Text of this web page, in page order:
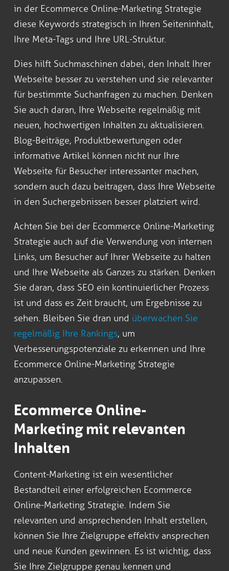
in der Ecommerce Online-Marketing Strategie
diese Keywords strategisch in Ihren Seiteninhalt,
Ihre Meta-Tags und Ihre URL-Struktur.
Dies hilft Suchmaschinen dabei, den Inhalt Ihrer
Webseite besser zu verstehen und sie relevanter
für bestimmte Suchanfragen zu machen. Denken
Sie auch daran, Ihre Webseite regelmäßig mit
neuen, hochwertigen Inhalten zu aktualisieren.
Blog-Beiträge, Produktbewertungen oder
informative Artikel können nicht nur Ihre
Webseite für Besucher interessanter machen,
sondern auch dazu beitragen, dass Ihre Webseite
in den Suchergebnissen besser platziert wird.
Achten Sie bei der Ecommerce Online-Marketing
Strategie auch auf die Verwendung von internen
Links, um Besucher auf Ihrer Webseite zu halten
und Ihre Webseite als Ganzes zu stärken. Denken
Sie daran, dass SEO ein kontinuierlicher Prozess
ist und dass es Zeit braucht, um Ergebnisse zu
sehen. Bleiben Sie dran und überwachen Sie
regelmäßig Ihre Rankings, um
Verbesserungspotenziale zu erkennen und Ihre
Ecommerce Online-Marketing Strategie
anzupassen.
Ecommerce Online-
Marketing mit relevanten
Inhalten
Content-Marketing ist ein wesentlicher
Bestandteil einer erfolgreichen Ecommerce
Online-Marketing Strategie. Indem Sie
relevanten und ansprechenden Inhalt erstellen,
können Sie Ihre Zielgruppe effektiv ansprechen
und neue Kunden gewinnen. Es ist wichtig, dass
Sie Ihre Zielgruppe genau kennen und